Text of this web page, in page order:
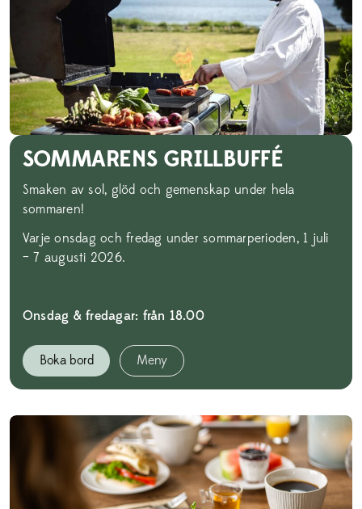
SOMMARENS GRILLBUFFÉ
Smaken av sol, glöd och gemenskap under hela
sommaren!
Varje onsdag och fredag under sommarperioden, 1 juli
– 7 augusti 2026.
Onsdag & fredagar: från 18.00
Boka bord Meny